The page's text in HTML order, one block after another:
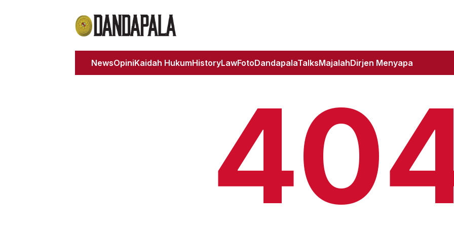
NewsOpiniKaidah HukumHistoryLawFotoDandapalaTalksMajalahDirjen Menyapa